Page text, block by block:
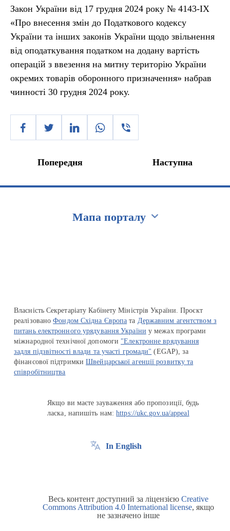
Закон України від 17 грудня 2024 року № 4143-ІХ
«Про внесення змін до Податкового кодексу
України та інших законів України щодо звільнення
від оподаткування податком на додану вартість
операцій з ввезення на митну територію України
окремих товарів оборонного призначення» набрав
чинності 30 грудня 2024 року.
Попередня Наступна
Мапа порталу
Власність Секретаріату Кабінету Міністрів України. Проєкт
реалізованоФондом Східна Європа та Державним агентством з
питань електронного урядування України у межах програми
міжнародної технічної допомоги "Електронне врядування
задля підзвітності влади та участі громади" (EGAP), за
фінансової підтримкиШвейцарської агенції розвитку та
співробітництва
Якщо ви маєте зауваження або пропозиції, будь
ласка, напишіть нам:https://ukc.gov.ua/appeal
In English
Весь контент доступний за ліцензією Creative
Commons Attribution 4.0 International license, якщо
не зазначено інше